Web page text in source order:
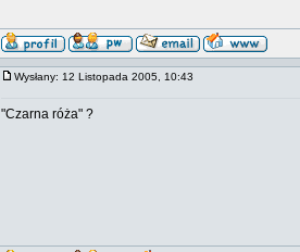
Wysłany: 12 Listopada 2005, 10:43
"Czarna róża" ?